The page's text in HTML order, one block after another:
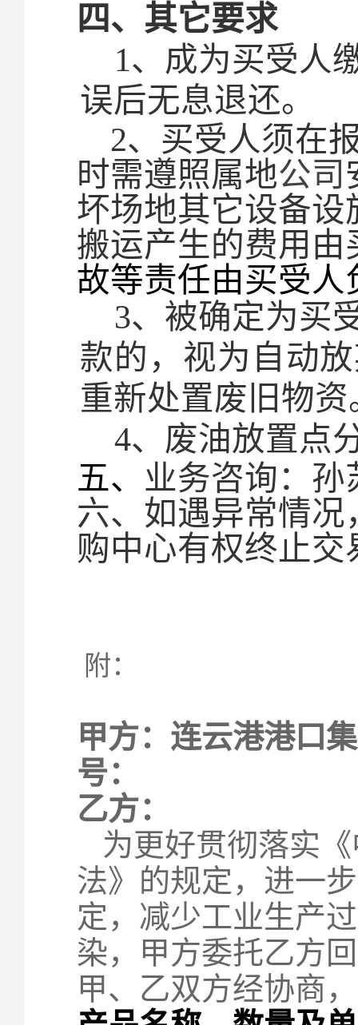
四、其它要求
1、成为买受人
误后无息退还。
2、买受人须在
时需遵照属地公司
坏场地其它设备
搬运产生的费用
故等责任由买受
3、被确定为买
款的，视为自动
重新处置废旧物资
4、废油放置点
五、 业务咨询：孙
六、如遇异常情
购中心有权终止
附：
甲方：连云港港
号：
乙方： 签
为更好贯彻落实
法》的规定，进一
定，减少工业生产
染，甲方委托乙方
甲、乙双方经协商